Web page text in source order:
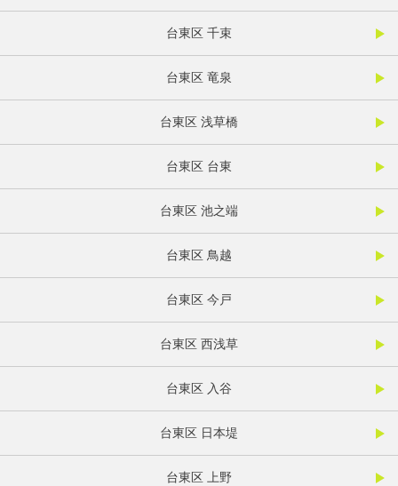
台東区 千束
台東区 竜泉
台東区 浅草橋
台東区 台東
台東区 池之端
台東区 鳥越
台東区 今戸
台東区 西浅草
台東区 入谷
台東区 日本堤
台東区 上野